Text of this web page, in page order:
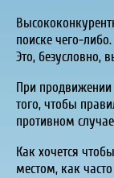
поиске чего-
Это, безусловно,
При продвижении
того, чтобы
противном
Как хочется
местом, как